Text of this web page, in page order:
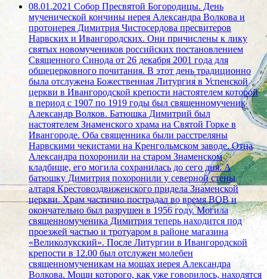
08.01.2021 Собор Пресвятой Богородицы. День
мученической кончины иерея Александра Волкова и
протоиерея Димитрия Чистосердова пресвитеров
Нарвских и Ивангородских. Они причислены к лику
святых новомучеников российских постановлением
Священного Синода от 26 декабря 2001 года для
общецерковного почитания. В этот день традиционно
была отслужена Божественная Литургия в Успенской
церкви в Ивангородской крепости настоятелем которой
в период с 1907 по 1919 годы был священномученик
Александр Волков. Батюшка Димитрий был
настоятелем Знаменского храма на Святой Горке в
Ивангороде. Оба священника были расстреляны
Нарвскими чекистами на Кренгольмском заводе. Отца
Александра похоронили на старом Знаменском
кладбище, его могила сохранилась до сего дня. А
батюшку Димитрия похоронили у северной стены
алтаря Крестовоздвиженского придела Знаменской
церкви. Храм частично пострадал во время ВОВ и
окончательно был разрушен в 1956 году. Могила
священномученика Димитрия теперь находится под
проезжей частью и тротуаром в районе магазина
«Великолукский». После Литургии в Ивангородской
крепости в 12.00 был отслужен молебен
священномученикам на мощах иерея Александра
Волкова. Мощи которого, как уже говорилось, находятся